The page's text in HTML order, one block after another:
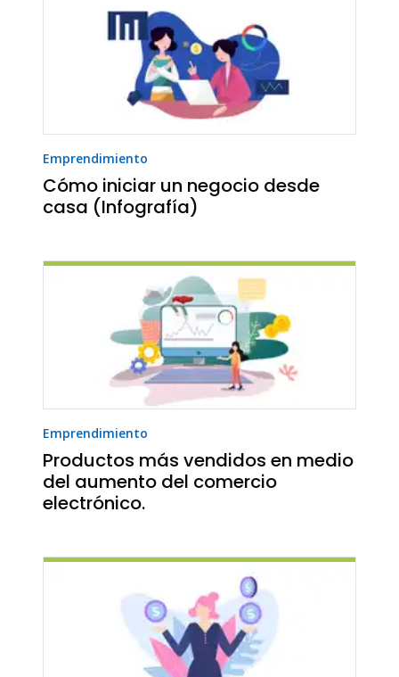
Emprendimiento
Cómo iniciar un negocio desde
casa (Infografía)
Emprendimiento
Productos más vendidos en medio
del aumento del comercio
electrónico.